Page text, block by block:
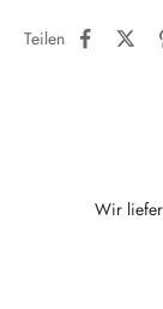
Teilen
Wir